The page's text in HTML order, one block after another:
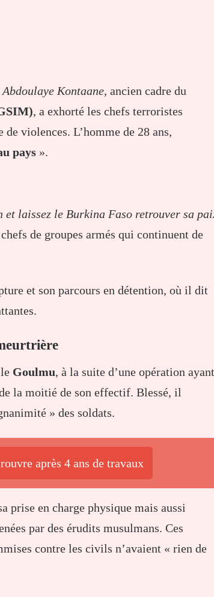
Abdoulaye Kontaane, ancien cadre du
, a exhorté les chefs terroristes
violences. L’homme de 28 ans,
pays ».
et laissez le Burkina Faso retrouver sa
de groupes armés qui continuent de
et son parcours en détention, où il dit
Goulmu, à la suite d’une opération ayant
la moitié de son effectif. Blessé, il
» des soldats.
après 4 ans de travaux
prise en charge physique mais aussi
par des érudits musulmans. Ces
contre les civils n’avaient « rien de